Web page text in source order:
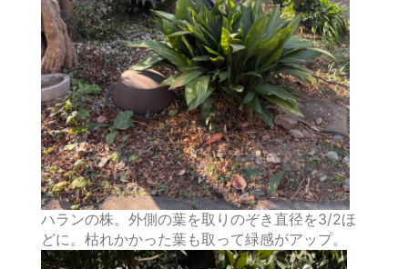
ハランの株。外側の葉を取りのぞき直径を3/2ほ
どに。枯れかかった葉も取って緑感がアップ。